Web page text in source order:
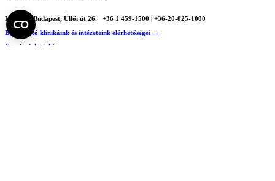
H - 1085 Budapest, Üllői út 26.
+36 1 459-1500 | +36-20-825-1000
Betegellátó klinikáink és intézeteink elérhetőségei →
Egységeink térképen